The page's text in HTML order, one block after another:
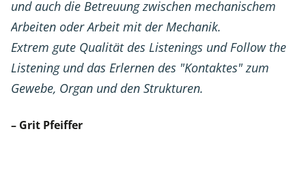
und auch die Betreuung zwischen mechanischem
Arbeiten oder Arbeit mit der Mechanik.
Extrem gute Qualität des Listenings und Follow the
Listening und das Erlernen des "Kontaktes" zum
Gewebe, Organ und den Strukturen.
– Grit Pfeiffer